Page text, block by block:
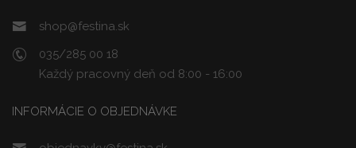
shop@festina.sk
035/285 00 18
Každý pracovný deň od 8:00 - 16:00
INFORMÁCIE O OBJEDNÁVKE